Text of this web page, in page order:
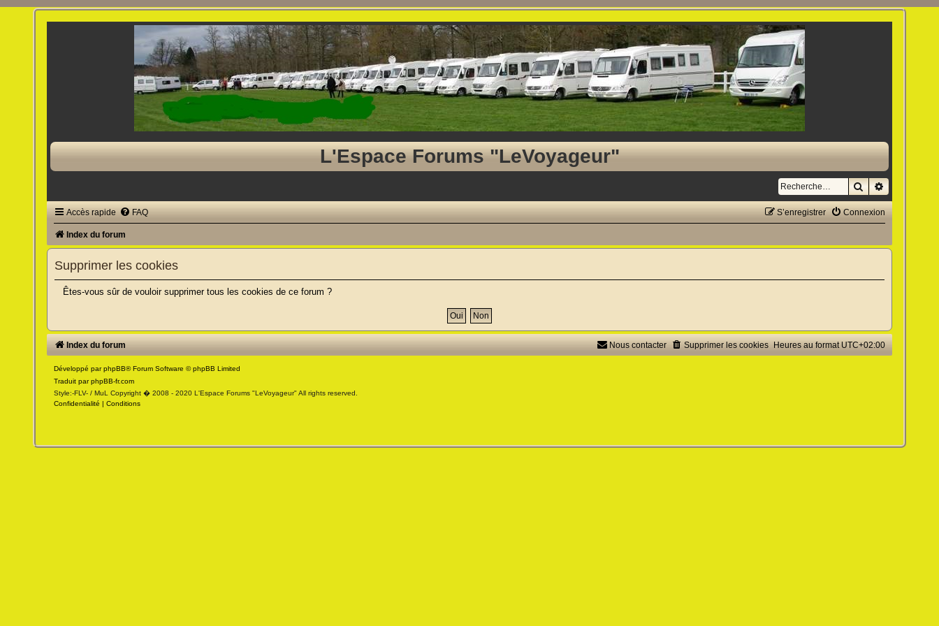
L'Espace Forums "LeVoyageur"
RechercherRecherche
Accès rapide FAQ Connexion
S’enregistrer
Index du forum
Supprimer les cookies
Êtes-vous sûr de vouloir supprimer tous les cookies de ce forum ?
Index du forum Heures au formatUTC+02:00
Supprimer les cookies
Nous contacter
Développé parphpBB® Forum Software © phpBB Limited
Traduit parphpBB-fr.com
Style:-FLV- / MuL Copyright � 2008 - 2020 L'Espace Forums "LeVoyageur" All rights reserved.
Confidentialité |Conditions